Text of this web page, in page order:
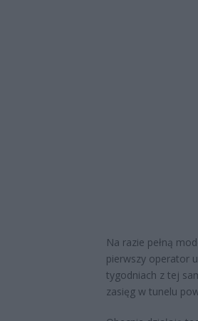
Na razie pełną
pierwszy operator
tygodniach z tej
zasięg w tunelu